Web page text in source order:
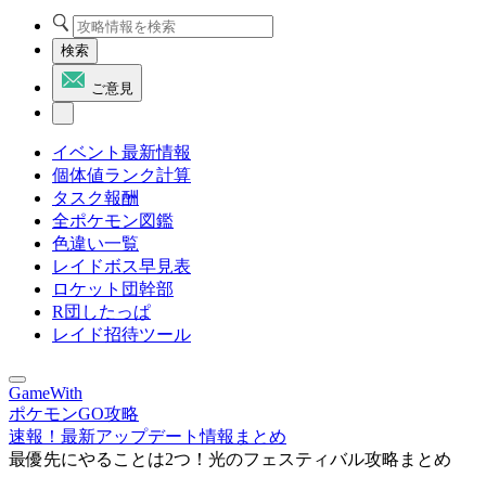
検索
ご意見
イベント最新情報
個体値ランク計算
タスク報酬
全ポケモン図鑑
色違い一覧
レイドボス早見表
ロケット団幹部
R団したっぱ
レイド招待ツール
GameWith
ポケモンGO攻略
速報！最新アップデート情報まとめ
最優先にやることは2つ！光のフェスティバル攻略まとめ